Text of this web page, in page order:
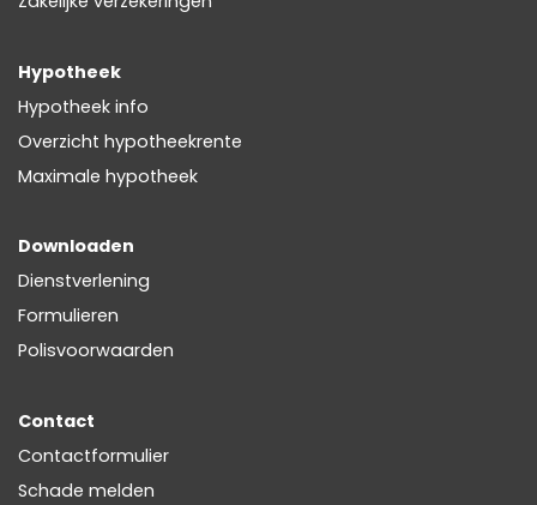
Hypotheek
Hypotheek info
Overzicht hypotheekrente
Maximale hypotheek
Downloaden
Dienstverlening
Formulieren
Polisvoorwaarden
Contact
Contactformulier
Schade melden